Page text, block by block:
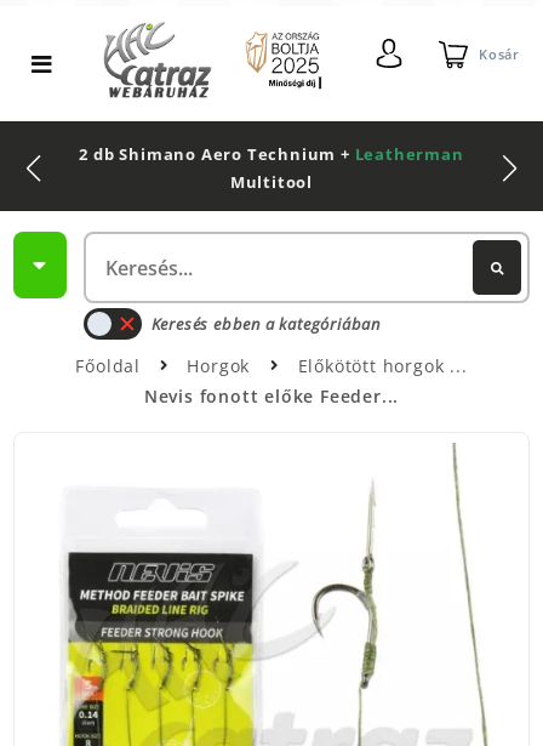
Kosár
2 db Shimano Aero Technium + Leatherman
Multitool
Keresés ebben a kategóriában
Főoldal Horgok
Előkötött horgok
Nevis fonott előke Feeder...